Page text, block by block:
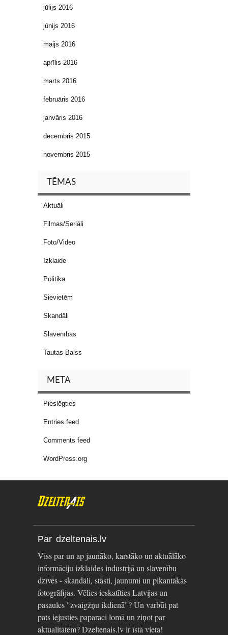
jūlijs 2016
jūnijs 2016
maijs 2016
aprīlis 2016
marts 2016
februāris 2016
janvāris 2016
decembris 2015
novembris 2015
TĒMAS
Aktuāli
Filmas/Seriāli
Foto/Video
Izklaide
Politika
Sievietēm
Skandāli
Slavenības
Tautas Balss
META
Pieslēgties
Entries feed
Comments feed
WordPress.org
Par dzeltenais.lv
Viss par un ap jaunāko, karstāko un aktuālāko
informāciju izklaides industrijā un slavenību
dzīvēs - skandāli, stāsti, jaunumi un pikantākās
fotogrāfijas. Vēlies ieskatīties Latvijas un
pasaules "zvaigžņu ikdienā"? Un varbūt pat
pats iejusties paparaci lomā un ziņot par
aktualitātēm? Dzeltenais.lv ir īstā vieta!